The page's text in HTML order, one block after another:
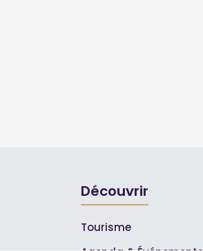
Découvrir
Tourisme